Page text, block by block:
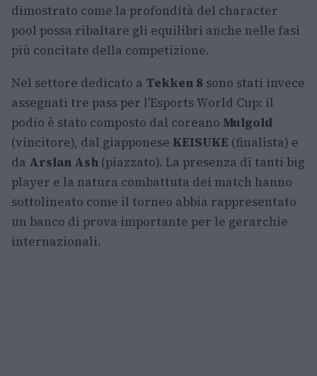
dimostrato come la profondità del character
pool possa ribaltare gli equilibri anche nelle fasi
più concitate della competizione.
Nel settore dedicato a Tekken 8 sono stati invece
assegnati tre pass per l’Esports World Cup: il
podio è stato composto dal coreano Mulgold
(vincitore), dal giapponese KEISUKE (finalista) e
da Arslan Ash (piazzato). La presenza di tanti big
player e la natura combattuta dei match hanno
sottolineato come il torneo abbia rappresentato
un banco di prova importante per le gerarchie
internazionali.